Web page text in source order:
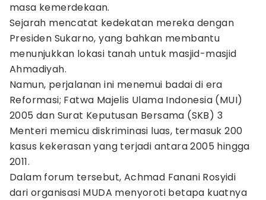
masa kemerdekaan.
Sejarah mencatat kedekatan mereka dengan
Presiden Sukarno, yang bahkan membantu
menunjukkan lokasi tanah untuk masjid-masjid
Ahmadiyah.
Namun, perjalanan ini menemui badai di era
Reformasi; Fatwa Majelis Ulama Indonesia (MUI)
2005 dan Surat Keputusan Bersama (SKB) 3
Menteri memicu diskriminasi luas, termasuk 200
kasus kekerasan yang terjadi antara 2005 hingga
2011.
Dalam forum tersebut, Achmad Fanani Rosyidi
dari organisasi MUDA menyoroti betapa kuatnya